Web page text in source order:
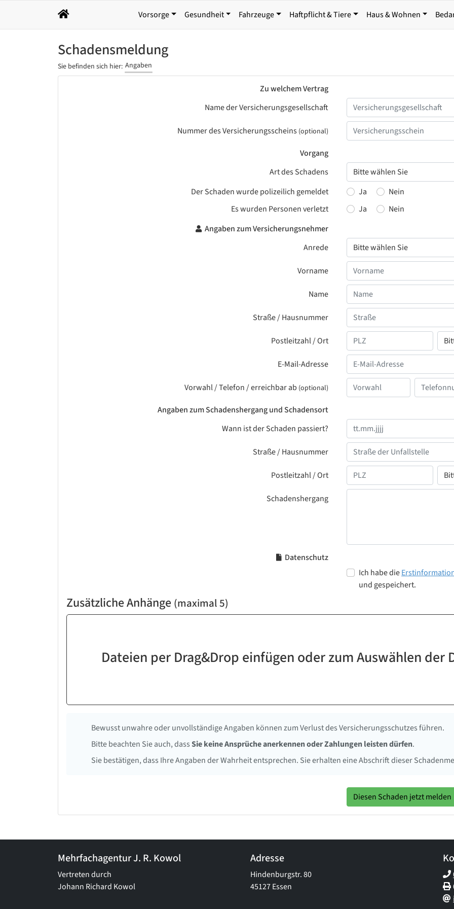
Vorsorge Gesundheit Fahrzeuge Haftpflicht & Tiere Haus & Wohnen
Schadensmeldung
Sie befinden sich hier: Angaben
Zu welchem Vertrag
Name der Versicherungsgesellschaft
Nummer des Versicherungsscheins (optional)
Vorgang
Art des Schadens
Der Schaden wurde polizeilich gemeldet
Ja
Nein
Es wurden Personen verletzt
Ja
Nein
Angaben zum Versicherungsnehmer
Anrede
Vorname
Name
Straße / Hausnummer
Postleitzahl / Ort
E-Mail-Adresse
Vorwahl / Telefon / erreichbar ab (optional)
Angaben zum Schadenshergang und Schadensort
Wann ist der Schaden passiert?
Straße / Hausnummer
Postleitzahl / Ort
Schadenshergang
Datenschutz
Ich habe die
und gespeichert.
Zusätzliche Anhänge (maximal 5)
Dateien per Drag&Drop einfügen oder zum Auswählen der
Bewusst unwahre oder unvollständige Angaben können zum Verlust des Versicherungsschutzes führen.
Bitte beachten Sie auch, dassSie keine Ansprüche anerkennen oder Zahlungen leisten dürfen.
Sie bestätigen, dass Ihre Angaben der Wahrheit entsprechen. Sie erhalten eine Abschrift dieser
Diesen Schaden jetzt melden
Mehrfachagentur J. R. Kowol
Vertreten durch
Johann Richard Kowol
Adresse
Hindenburgstr. 80
45127 Essen